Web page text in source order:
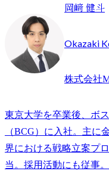
岡﨑 健斗
Okazaki
株式会社
東京大学を卒業後、ボ
（BCG）に入社。主に
界における戦略立案プ
当。採用活動にも従事。